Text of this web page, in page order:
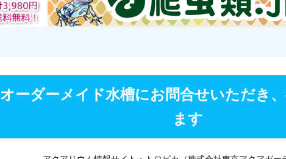
オーダーメイド水槽にお問合せいただき
ます